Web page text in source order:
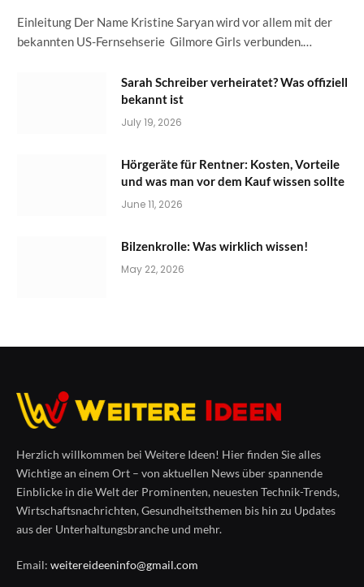
Einleitung Der Name Kristine Saryan wird vor allem mit der
bekannten US-Fernsehserie Gilmore Girls verbunden.…
Sarah Schreiber verheiratet? Was offiziell
bekannt ist
July 19, 2026
Hörgeräte für Rentner: Kosten, Vorteile
und was man vor dem Kauf wissen sollte
June 11, 2026
Bilzenkrolle: Was wirklich wissen!
May 22, 2026
Herzlich willkommen bei Weitere Ideen! Hier finden Sie alles
Wichtige an einem Ort – von aktuellen News über spannende
Einblicke in die Welt der Prominenten, neuesten Technik-Trends,
Wirtschaftsnachrichten, Gesundheitsthemen bis hin zu Updates
aus der Unterhaltungsbranche und mehr.
Email: weitereideeninfo@gmail.com